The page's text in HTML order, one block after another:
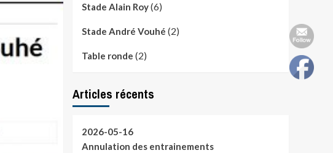
Stade Alain Roy(6)
Stade André Vouhé (2)
Table ronde (2)
Articles récents
2026-05-16
Annulation des entrainements